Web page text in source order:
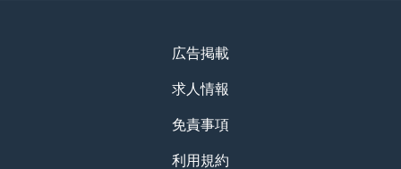
広告掲載
求人情報
免責事項
利用規約